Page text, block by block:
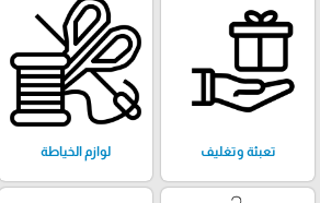
تعبئة وتغليف لوازم الخياطة